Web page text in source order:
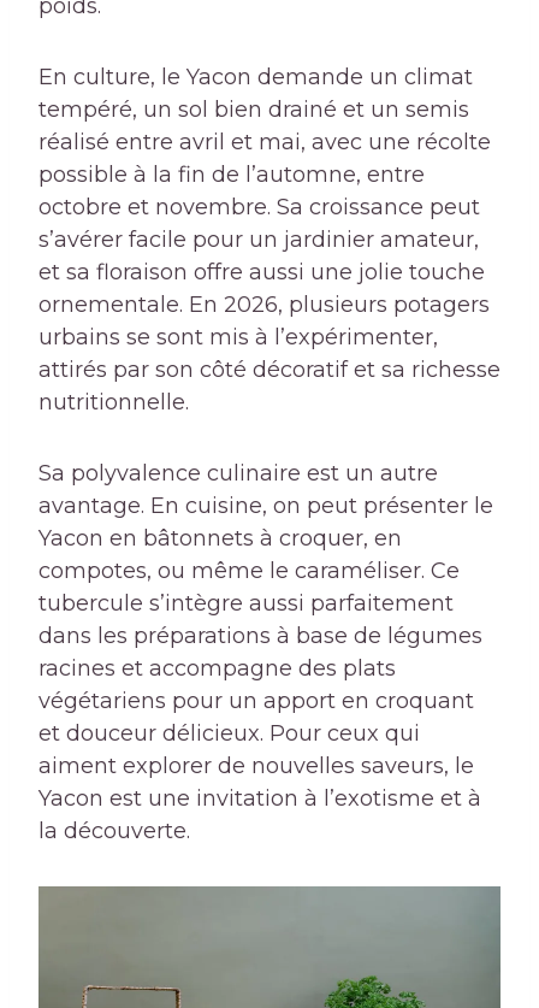
poids.
En culture, le Yacon demande un climat
tempéré, un sol bien drainé et un semis
réalisé entre avril et mai, avec une récolte
possible à la fin de l’automne, entre
octobre et novembre. Sa croissance peut
s’avérer facile pour un jardinier amateur,
et sa floraison offre aussi une jolie touche
ornementale. En 2026, plusieurs potagers
urbains se sont mis à l’expérimenter,
attirés par son côté décoratif et sa richesse
nutritionnelle.
Sa polyvalence culinaire est un autre
avantage. En cuisine, on peut présenter le
Yacon en bâtonnets à croquer, en
compotes, ou même le caraméliser. Ce
tubercule s’intègre aussi parfaitement
dans les préparations à base de légumes
racines et accompagne des plats
végétariens pour un apport en croquant
et douceur délicieux. Pour ceux qui
aiment explorer de nouvelles saveurs, le
Yacon est une invitation à l’exotisme et à
la découverte.